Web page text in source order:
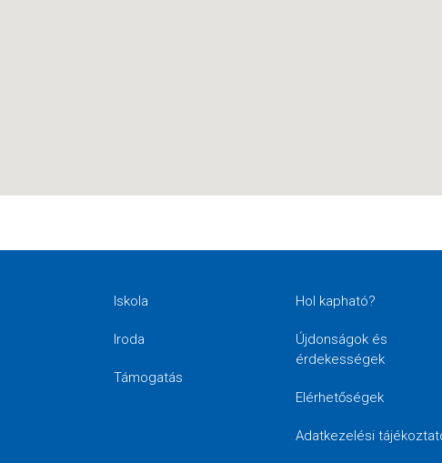
Iskola
Iroda
Támogatás
Hol kapható?
Újdonságok és
érdekességek
Elérhetőségek
Adatkezelési